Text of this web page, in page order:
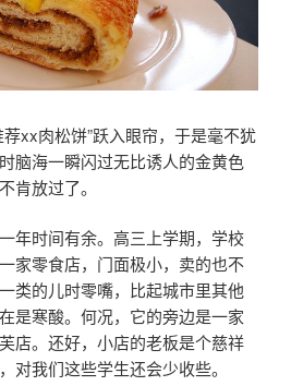
荐xx肉松饼”跃入眼帘，于是毫不犹
脑海一瞬闪过无比诱人的金黄色
肯放过了。
年时间有余。高三上学期，学校
家零食店，门面极小，卖的也不
类的儿时零嘴，比起城市里其他
是寒酸。何况，它的旁边是一家
店。还好，小店的老板是个慈祥
对我们这些学生还会少收些。